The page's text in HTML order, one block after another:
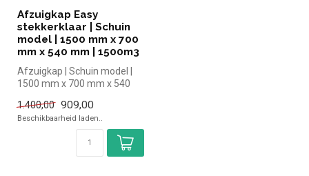
Afzuigkap Easy
stekkerklaar | Schuin
model | 1500 mm x 700
mm x 540 mm | 1500m3
Afzuigkap | Schuin model |
1500 mm x 700 mm x 540
1.400,00 909,00
Beschikbaarheid laden..